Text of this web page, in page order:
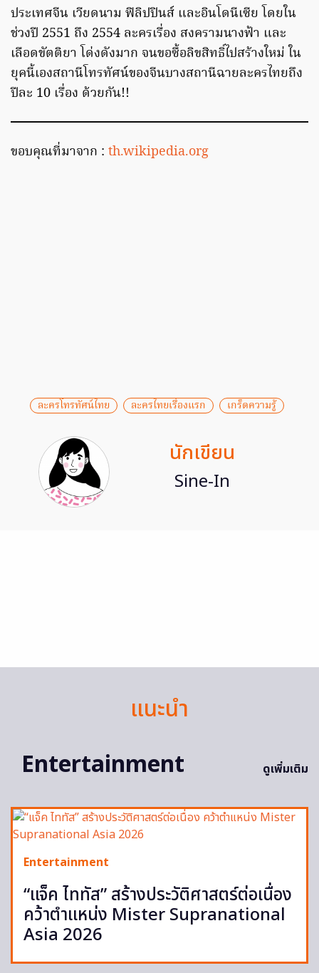
ประเทศจีน เวียดนาม ฟิลิปปินส์ และอินโดนีเซีย โดยใน
ช่วงปี 2551 ถึง 2554 ละครเรื่อง สงครามนางฟ้า และ
เลือดขัตติยา โด่งดังมาก จนขอซื้อลิขสิทธิ์ไปสร้างใหม่ ใน
ยุคนี้เองสถานีโทรทัศน์ของจีนบางสถานีฉายละครไทยถึง
ปีละ 10 เรื่อง ด้วยกัน!!
ขอบคุณที่มาจาก : th.wikipedia.org
ละครโทรทัศน์ไทย ละครไทยเรื่องแรก เกร็ดความรู้
นักเขียน
Sine-In
แนะนำ
Entertainment
ดูเพิ่มเติม
Entertainment
“แจ็ค ไททัส” สร้างประวัติศาสตร์ต่อเนื่อง
คว้าตำแหน่ง Mister Supranational
Asia 2026